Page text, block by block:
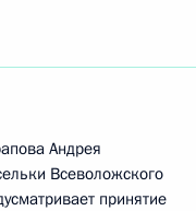
Андрея
Всеволожского
принятие